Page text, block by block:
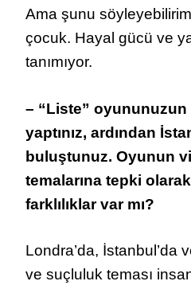
Ama şunu
çocuk. Hayal gücü ve
tanımıyor.
– “Liste”
yaptınız, ardından
buluştunuz. Oyunun
temalarına tepki
farklılıklar var mı?
Londra’da, İstanbul’da
ve suçluluk teması